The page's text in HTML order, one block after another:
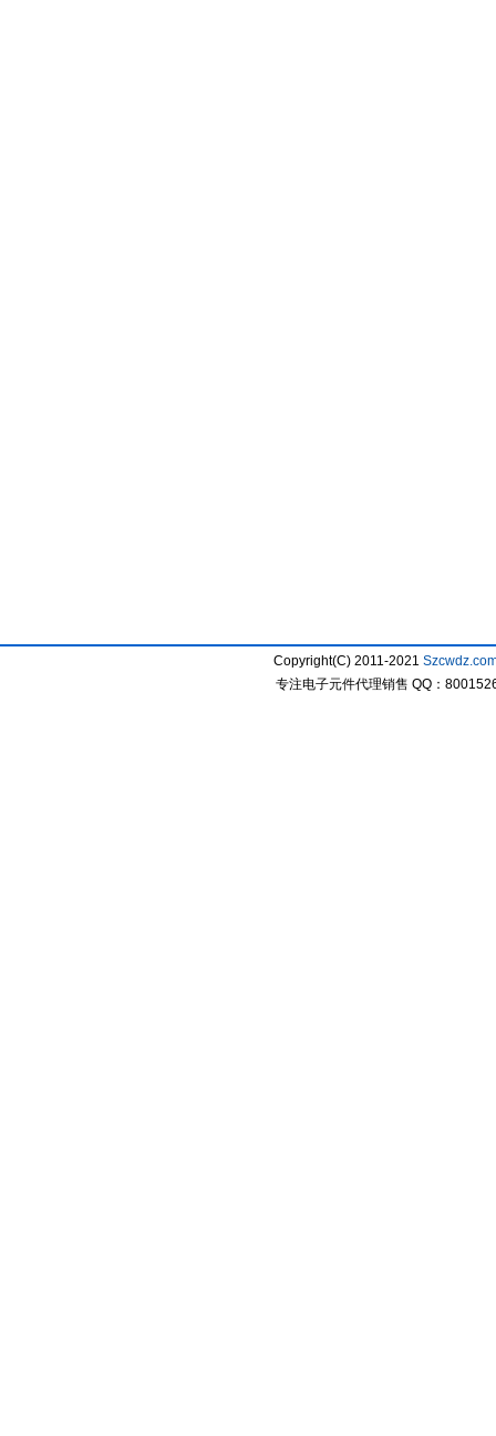
Copyright(C) 2011-2021
专注电子元件代理销售 QQ：